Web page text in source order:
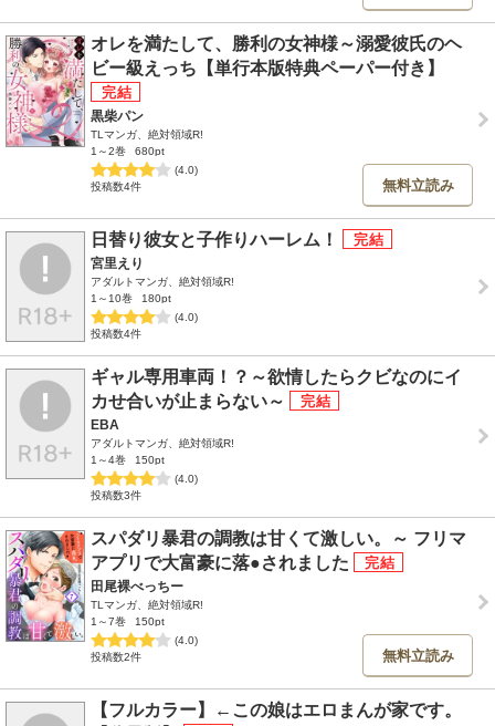
オレを満たして、勝利の女神様～溺愛彼氏のヘ
ビー級えっち【単行本版特典ペーパー付き】
黒柴パン
TLマンガ、絶対領域R!
1～2巻
680pt
(4.0)
投稿数4件
無料立読み
日替り彼女と子作りハーレム！
宮里えり
アダルトマンガ、絶対領域R!
1～10巻
180pt
(4.0)
投稿数4件
ギャル専用車両！？～欲情したらクビなのにイ
カせ合いが止まらない～
EBA
アダルトマンガ、絶対領域R!
1～4巻
150pt
(4.0)
投稿数3件
スパダリ暴君の調教は甘くて激しい。～ フリマ
アプリで大富豪に落●されました
田尾裸べっちー
TLマンガ、絶対領域R!
1～7巻
150pt
(4.0)
投稿数2件
無料立読み
【フルカラー】←この娘はエロまんが家です。